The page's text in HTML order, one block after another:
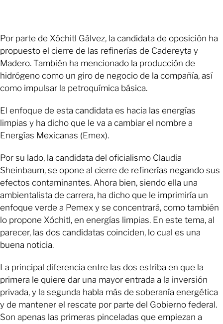
Por parte de Xóchitl Gálvez, la candidata de oposición ha
propuesto el cierre de las refinerías de Cadereyta y
Madero. También ha mencionado la producción de
hidrógeno como un giro de negocio de la compañía, así
como impulsar la petroquímica básica.
El enfoque de esta candidata es hacia las energías
limpias y ha dicho que le va a cambiar el nombre a
Energías Mexicanas (Emex).
Por su lado, la candidata del oficialismo Claudia
Sheinbaum, se opone al cierre de refinerías negando sus
efectos contaminantes. Ahora bien, siendo ella una
ambientalista de carrera, ha dicho que le imprimiría un
enfoque verde a Pemex y se concentrará, como también
lo propone Xóchitl, en energías limpias. En este tema, al
parecer, las dos candidatas coinciden, lo cual es una
buena noticia.
La principal diferencia entre las dos estriba en que la
primera le quiere dar una mayor entrada a la inversión
privada, y la segunda habla más de soberanía energética
y de mantener el rescate por parte del Gobierno federal.
Son apenas las primeras pinceladas que empiezan a